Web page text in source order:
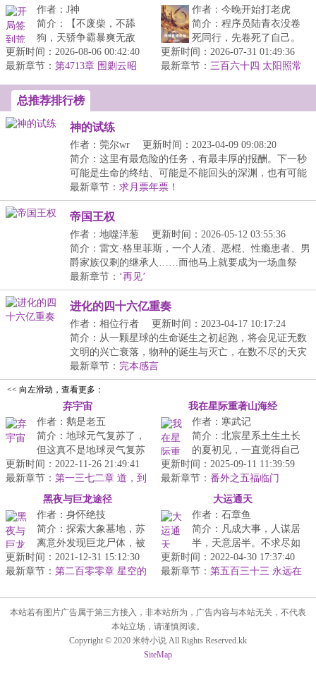
作者：J神
简介：【不废柴，不舔
狗，天骄争霸暴爽无敌
流】君逍遥穿越玄幻世
界，成为荒古世家神子，
更新时间：2026-08-06 00:42:40
最新章节： 第4713章 围剿云昭
作者：今晚开始打老虎
简介：程序员陆青衣没卷
死同行，先卷死了自己。
落地天龙世界，捡到野生
童姥，武技一点就通，心
更新时间：2026-07-31 01:49:36
最新章节： 三百六十四 太阳照常
总推荐排行榜
神的试练
作者：莞尔wr
更新时间：2023-04-09 09:08:20
简介：这里有最危险的任务，有最丰厚的报酬。下一秒
可能是生命的终结、可能是不能回头的深渊，也有可能
最...
最新章节： 求月票年票！
帝国王权
作者：地噬洋葱
更新时间：2026-05-12 03:55:36
简介：雷文·格里菲斯，一个人渣、恶棍、性瘾患者、男
爵家族仅剩的继承人……而他马上就要成为一场血祭
仪...
最新章节： ‘再见’
进化的四十六亿重奏
作者：相位行者
更新时间：2023-04-17 10:17:24
简介：从一颗星球的生命诞生之初起跑，将会见证无数
文明的兴亡衰落，物种的诞生与灭亡，在数不尽的天灾
地...
最新章节： 完本感言
<< 向左滑动，查看更多：
弃宇宙
作者：鹅是老五
简介：地球元气复苏了，
但这真不是地球灵气复苏
的故事，而是一个流浪宇
宙的故事。...
更新时间：2022-11-26 21:49:41
最新章节： 第一三七二章 道，到
底是什么？
我在星际重著山海经
作者：寒武记
简介：北宸星系土生土长
的夏初见，一直觉得自己
普普通通平平无奇。但
是，北宸帝国最年轻的元
帅大人霍御燊...
更新时间：2025-09-11 11:39:59
最新章节： 番外之五福临门
黑夜与巨龙途径
作者：身怀绝技
简介：探索大象墓地，苏
离意外发现巨龙尸体，被
卷入神秘水潭。紧握龙
角，跟随龙尸从天空坠
更新时间：2021-12-31 15:12:30
最新章节： 第二百零零章 星空的
大运通天
作者：石章鱼
简介：凡成大事，人谋居
半，天意居半。不求尽如
人意，但求无愧我心。那
一年张合欢许过的愿变成
更新时间：2022-04-30 17:37:40
最新章节： 第五百三十三 永远在
本站若有图片广告属于第三方接入，非本站所为，广告内容与本站无关，不代表
本站立场，请谨慎阅读。
Copyright © 2020 米特小说 All Rights Reserved.kk
SiteMap